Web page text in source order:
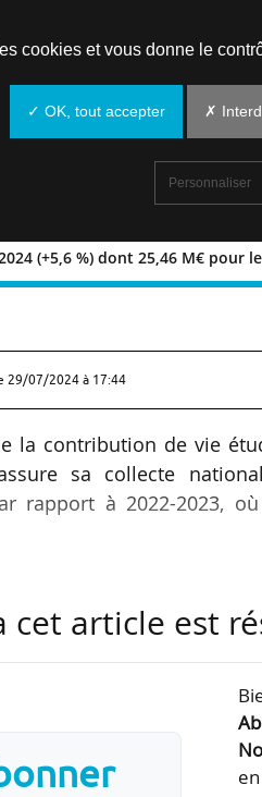
(+5,6 %) dont 25,46 M€ pour
2023-2024
29/07/2024 à 17:44
la contribution de vie
sa collecte
rapport à 2022-2023,
%) et 25,47 M€ aux
contre 27,39€
initial, qui s’établit à 45€
supérieur.
cet article est
cookies et vous donne le
✓ OK, tout accepter ✗
Personnaliser